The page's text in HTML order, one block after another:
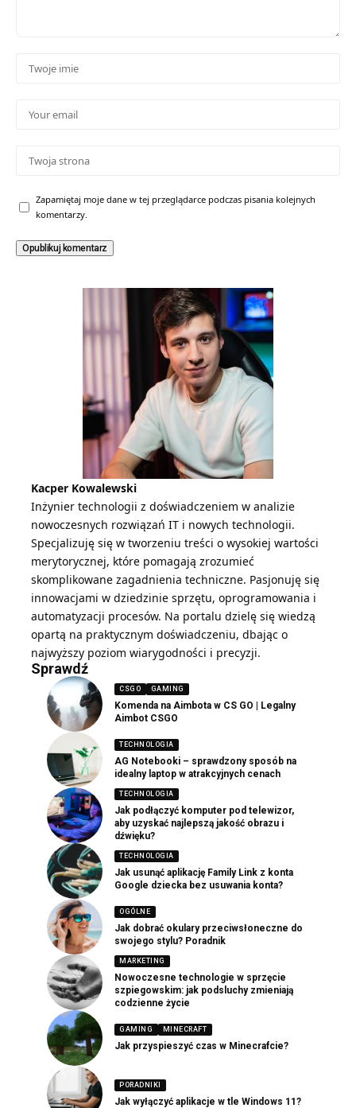
Zapamiętaj moje dane w tej przeglądarce podczas pisania kolejnych
komentarzy.
Kacper Kowalewski
Inżynier technologii z doświadczeniem w analizie
nowoczesnych rozwiązań IT i nowych technologii.
Specjalizuję się w tworzeniu treści o wysokiej wartości
merytorycznej, które pomagają zrozumieć
skomplikowane zagadnienia techniczne. Pasjonuję się
innowacjami w dziedzinie sprzętu, oprogramowania i
automatyzacji procesów. Na portalu dzielę się wiedzą
opartą na praktycznym doświadczeniu, dbając o
najwyższy poziom wiarygodności i precyzji.
Sprawdź
CSGO GAMING
Komenda na Aimbota w CS GO | Legalny
Aimbot CSGO
TECHNOLOGIA
AG Notebooki – sprawdzony sposób na
idealny laptop w atrakcyjnych cenach
TECHNOLOGIA
Jak podłączyć komputer pod telewizor,
aby uzyskać najlepszą jakość obrazu i
dźwięku?
TECHNOLOGIA
Jak usunąć aplikację Family Link z konta
Google dziecka bez usuwania konta?
OGÓLNE
Jak dobrać okulary przeciwsłoneczne do
swojego stylu? Poradnik
MARKETING
Nowoczesne technologie w sprzęcie
szpiegowskim: jak podsluchy zmieniają
codzienne życie
GAMING MINECRAFT
Jak przyspieszyć czas w Minecrafcie?
PORADNIKI
Jak wyłączyć aplikacje w tle Windows 11?